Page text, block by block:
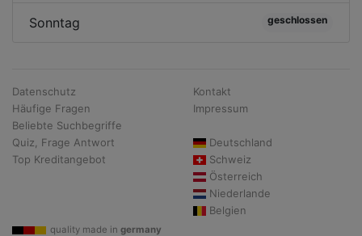
Sonntag geschlossen
Datenschutz
Häufige Fragen
Beliebte Suchbegriffe
Quiz, Frage Antwort
Top Kreditangebot
Kontakt
Impressum
Deutschland
Schweiz
Österreich
Niederlande
Belgien
quality made in germany